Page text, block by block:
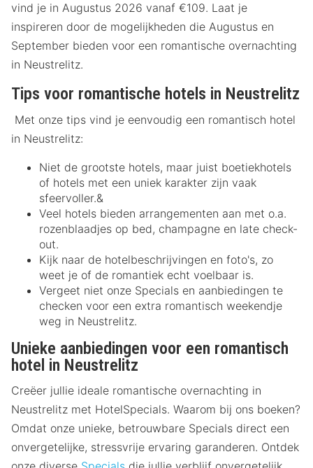
vind je in Augustus 2026 vanaf €109. Laat je
inspireren door de mogelijkheden die Augustus en
September bieden voor een romantische overnachting
in Neustrelitz.
Tips voor romantische hotels in Neustrelitz
Met onze tips vind je eenvoudig een romantisch hotel
in Neustrelitz:
Niet de grootste hotels, maar juist boetiekhotels
of hotels met een uniek karakter zijn vaak
sfeervoller.&
Veel hotels bieden arrangementen aan met o.a.
rozenblaadjes op bed, champagne en late check-
out.
Kijk naar de hotelbeschrijvingen en foto's, zo
weet je of de romantiek echt voelbaar is.
Vergeet niet onze Specials en aanbiedingen te
checken voor een extra romantisch weekendje
weg in Neustrelitz.
Unieke aanbiedingen voor een romantisch
hotel in Neustrelitz
Creëer jullie ideale romantische overnachting in
Neustrelitz met HotelSpecials. Waarom bij ons boeken?
Omdat onze unieke, betrouwbare Specials direct een
onvergetelijke, stressvrije ervaring garanderen. Ontdek